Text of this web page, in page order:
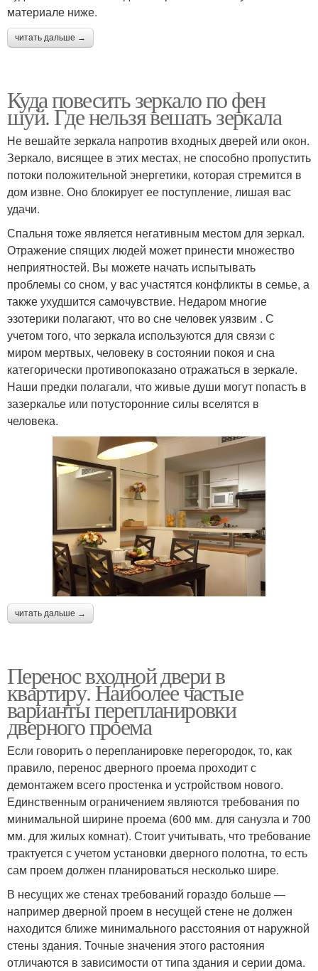
материале ниже.
читать дальше →
Куда повесить зеркало по фен
шуй. Где нельзя вешать зеркала
Не вешайте зеркала напротив входных дверей или окон.
Зеркало, висящее в этих местах, не способно пропустить
потоки положительной энергетики, которая стремится в
дом извне. Оно блокирует ее поступление, лишая вас
удачи.
Спальня тоже является негативным местом для зеркал.
Отражение спящих людей может принести множество
неприятностей. Вы можете начать испытывать
проблемы со сном, у вас участятся конфликты в семье, а
также ухудшится самочувствие. Недаром многие
эзотерики полагают, что во сне человек уязвим . С
учетом того, что зеркала используются для связи с
миром мертвых, человеку в состоянии покоя и сна
категорически противопоказано отражаться в зеркале.
Наши предки полагали, что живые души могут попасть в
зазеркалье или потусторонние силы вселятся в
человека.
читать дальше →
Перенос входной двери в
квартиру. Наиболее частые
варианты перепланировки
дверного проема
Если говорить о перепланировке перегородок, то, как
правило, перенос дверного проема проходит с
демонтажем всего простенка и устройством нового.
Единственным ограничением являются требования по
минимальной ширине проема (600 мм. для санузла и 700
мм. для жилых комнат). Стоит учитывать, что требование
трактуется с учетом установки дверного полотна, то есть
сам проем должен планироваться несколько шире.
В несущих же стенах требований гораздо больше —
например дверной проем в несущей стене не должен
находится ближе минимального расстояния от наружной
стены здания. Точные значения этого растояния
отличаются в зависимости от типа здания и серии дома.